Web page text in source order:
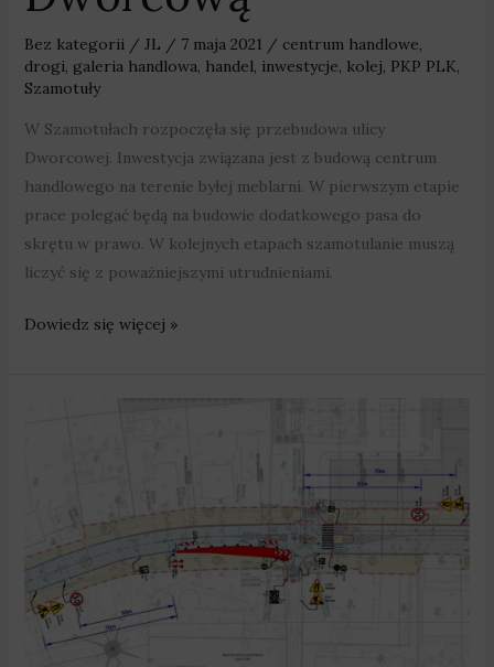
Bez kategorii/ JL / 7 maja 2021 / centrum handlowe,
drogi, galeria handlowa, handel, inwestycje, kolej, PKP PLK,
Szamotuły
W Szamotułach rozpoczęła się przebudowa ulicy
Dworcowej. Inwestycja związana jest z budową centrum
handlowego na terenie byłej meblarni. W pierwszym etapie
prace polegać będą na budowie dodatkowego pasa do
skrętu w prawo. W kolejnych etapach szamotulanie muszą
liczyć się z poważniejszymi utrudnieniami.
Dowiedz się więcej »